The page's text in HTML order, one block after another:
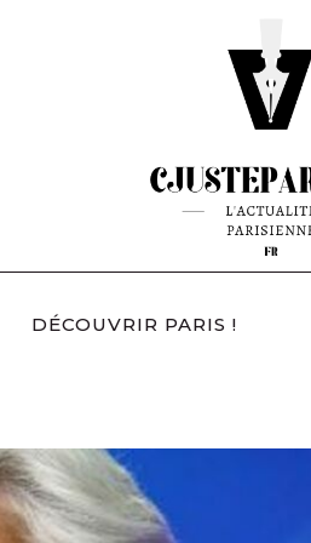
DÉCOUVRIR PARIS !